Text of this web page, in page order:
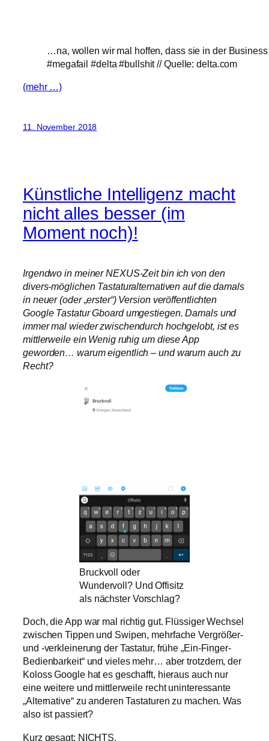
…na, wollen wir mal hoffen, dass sie in der
#megafail #delta #bullshit // Quelle: delta.com
(mehr …)
11. November 2018
Künstliche Intelligenz macht
nicht alles besser (im
Moment noch)!
Irgendwo in meiner NEXUS-Zeit bin ich von den
divers-möglichen Tastaturalternativen auf die damals
in neuer (oder „erster“) Version veröffentlichten
Google Tastatur Gboard umgestiegen. Damals und
immer mal wieder zwischendurch hochgelobt, ist es
mittlerweile ein Wenig ruhig um diese App
geworden… warum eigentlich – und warum auch zu
Recht?
Bruckvoll oder
Wundervoll? Und Offisitz
als nächster Vorschlag?
Doch, die App war mal richtig gut. Flüssiger Wechsel
zwischen Tippen und Swipen, mehrfache Vergrößer-
und -verkleinerung der Tastatur, frühe „Ein-Finger-
Bedienbarkeit“ und vieles mehr… aber trotzdem, der
Koloss Google hat es geschafft, hieraus auch nur
eine weitere und mittlerweile recht uninteressante
„Alternative“ zu anderen Tastaturen zu machen. Was
also ist passiert?
Kurz gesagt: NICHTS.